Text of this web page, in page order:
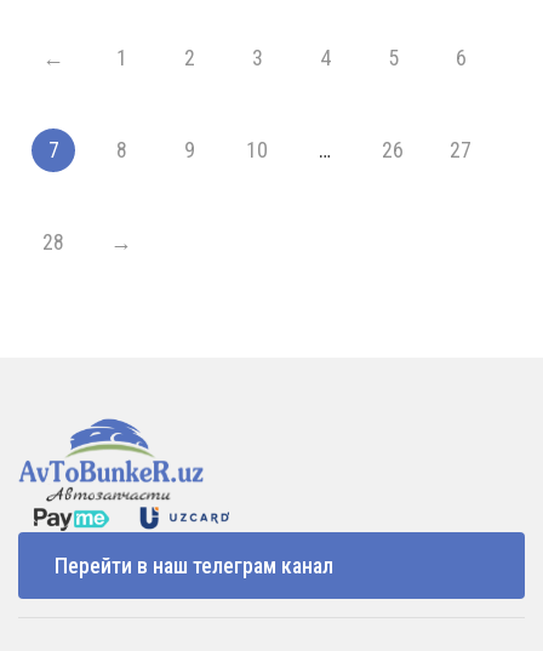
← 1 2 3 4 5 6
7 8 9 10 … 26 27
28 →
Перейти в наш телеграм канал